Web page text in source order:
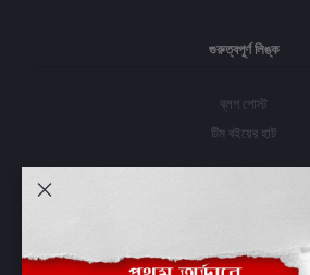
গুরুত্বপূর্ণ লিঙ্ক
ব্লগ পোস্ট
টিম বইয়ের হাট
প্রবেশ করুন